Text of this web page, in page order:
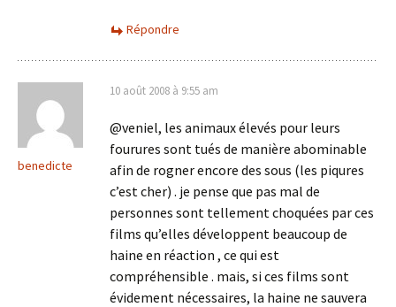
Répondre
benedicte
10 août 2008 à 9:55 am
@veniel, les animaux élevés pour leurs
fourures sont tués de manière abominable
afin de rogner encore des sous (les piqures
c’est cher) . je pense que pas mal de
personnes sont tellement choquées par ces
films qu’elles développent beaucoup de
haine en réaction , ce qui est
compréhensible . mais, si ces films sont
évidement nécessaires, la haine ne sauvera